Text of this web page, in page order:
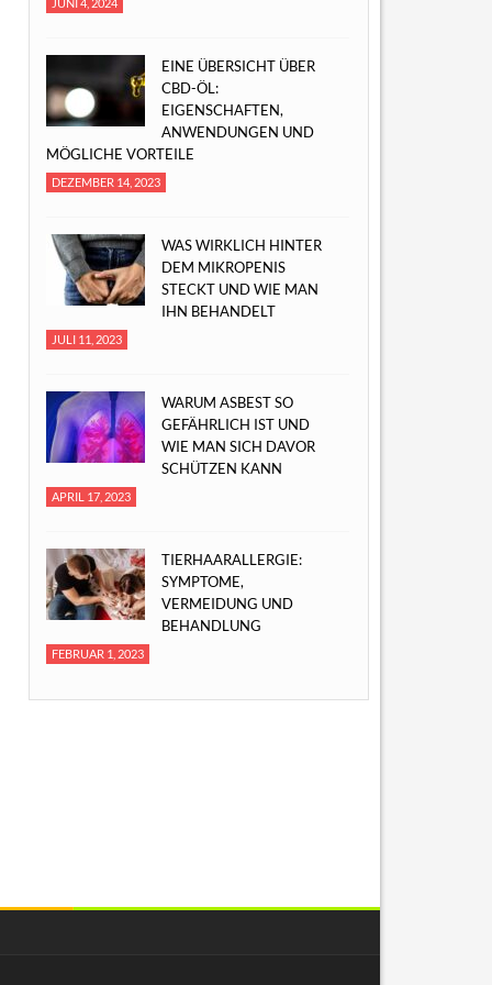
EINE ÜBERSICHT ÜBER
CBD-ÖL:
EIGENSCHAFTEN,
ANWENDUNGEN UND
MÖGLICHE VORTEILE
DEZEMBER 14, 2023
WAS WIRKLICH HINTER
DEM MIKROPENIS
STECKT UND WIE MAN
IHN BEHANDELT
JULI 11, 2023
WARUM ASBEST SO
GEFÄHRLICH IST UND
WIE MAN SICH DAVOR
SCHÜTZEN KANN
APRIL 17, 2023
TIERHAARALLERGIE:
SYMPTOME,
VERMEIDUNG UND
BEHANDLUNG
FEBRUAR 1, 2023